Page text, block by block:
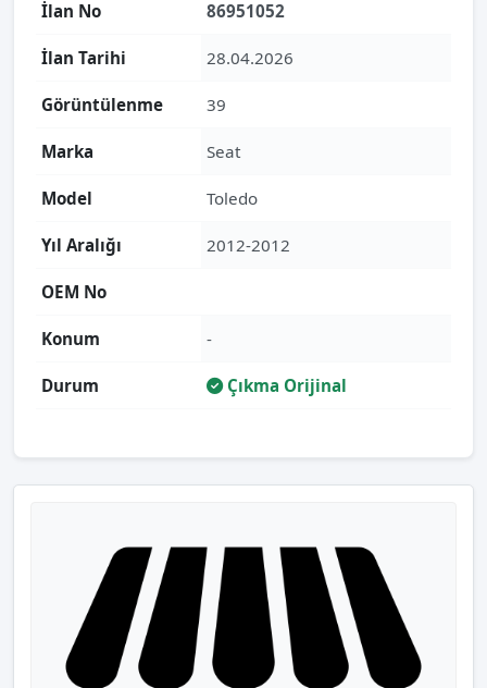
İlan No 86951052
İlan Tarihi 28.04.2026
Görüntülenme 39
Marka Seat
Model Toledo
Yıl Aralığı 2012-2012
OEM No
Konum -
Durum Çıkma Orijinal